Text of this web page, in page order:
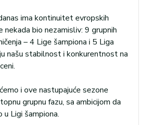
ima kontinuitet evropskih
nekada bio nezamisliv: 9 grupnih
– 4 Lige šampiona i 5 Liga
našu stabilnost i konkurentnost na
i ove nastupajuće sezone
grupnu fazu, sa ambicijom da
u Ligi šampiona.